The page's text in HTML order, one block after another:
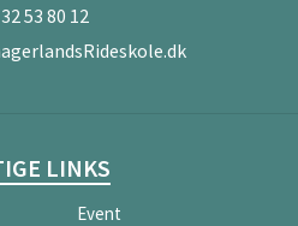
32 53 80 12
LINKS
Event